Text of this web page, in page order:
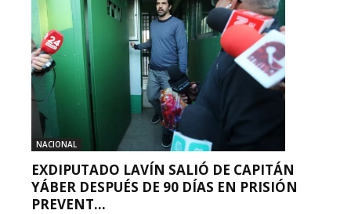
NACIONAL
EXDIPUTADO LAVÍN SALIÓ DE CAPITÁN
YÁBER DESPUÉS DE 90 DÍAS EN PRISIÓN
PREVENT...